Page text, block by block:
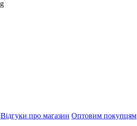
Відгуки про магазин Оптовим покупцям